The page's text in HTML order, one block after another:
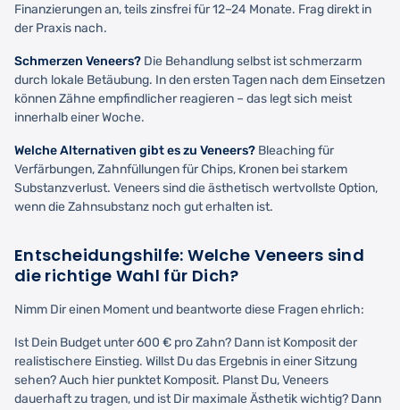
Finanzierungen an, teils zinsfrei für 12–24 Monate. Frag direkt in
der Praxis nach.
Schmerzen Veneers? Die Behandlung selbst ist schmerzarm
durch lokale Betäubung. In den ersten Tagen nach dem Einsetzen
können Zähne empfindlicher reagieren – das legt sich meist
innerhalb einer Woche.
Welche Alternativen gibt es zu Veneers? Bleaching für
Verfärbungen, Zahnfüllungen für Chips, Kronen bei starkem
Substanzverlust. Veneers sind die ästhetisch wertvollste Option,
wenn die Zahnsubstanz noch gut erhalten ist.
Entscheidungshilfe: Welche Veneers sind
die richtige Wahl für Dich?
Nimm Dir einen Moment und beantworte diese Fragen ehrlich:
Ist Dein Budget unter 600 € pro Zahn? Dann ist Komposit der
realistischere Einstieg. Willst Du das Ergebnis in einer Sitzung
sehen? Auch hier punktet Komposit. Planst Du, Veneers
dauerhaft zu tragen, und ist Dir maximale Ästhetik wichtig? Dann